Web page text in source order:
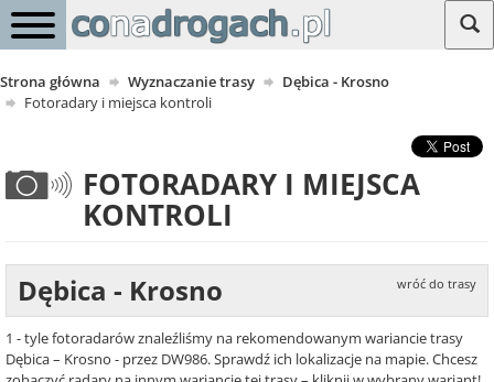
Strona główna Wyznaczanie trasy
Dębica - Krosno
Fotoradary i miejsca kontroli
FOTORADARY I MIEJSCA
KONTROLI
Dębica - Krosno wróć do trasy
1 - tyle fotoradarów znaleźliśmy na rekomendowanym wariancie trasy
Dębica – Krosno - przez DW986. Sprawdź ich lokalizacje na mapie. Chcesz